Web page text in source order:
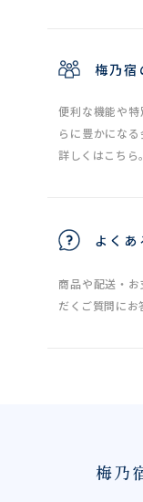
梅乃宿
便利な機能や
らに豊かにな
詳しくはこちら。
よくあ
商品や配送・
だくご質問にお
梅乃